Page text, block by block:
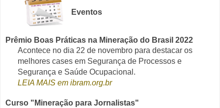
Eventos
Prêmio Boas Práticas na Mineração do Brasil 2022
Acontece no dia 22 de novembro para destacar os
melhores cases em Segurança de Processos e
Segurança e Saúde Ocupacional.
LEIA MAIS em ibram.org.br
Curso "Mineração para Jornalistas"